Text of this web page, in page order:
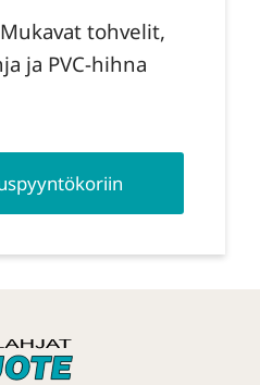
tohvelit,
ja PVC-hihna